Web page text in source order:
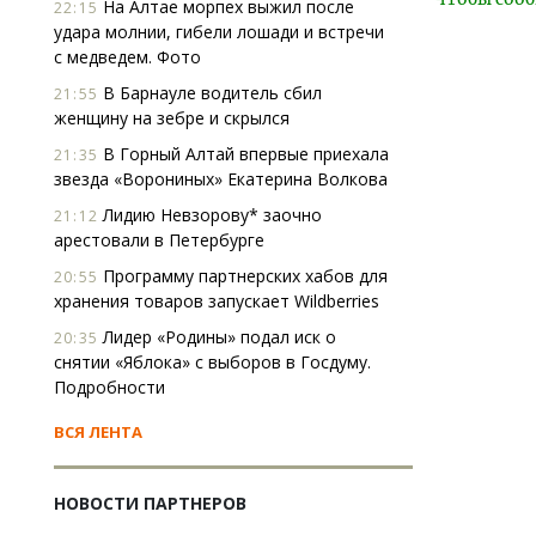
22:15 На Алтае морпех выжил после
удара молнии, гибели лошади и встречи
с медведем. Фото
21:55 В Барнауле водитель сбил
женщину на зебре и скрылся
21:35 В Горный Алтай впервые приехала
звезда «Ворониных» Екатерина Волкова
21:12 Лидию Невзорову* заочно
арестовали в Петербурге
20:55 Программу партнерских хабов для
хранения товаров запускает Wildberries
20:35 Лидер «Родины» подал иск о
снятии «Яблока» с выборов в Госдуму.
Подробности
ВСЯ ЛЕНТА
НОВОСТИ ПАРТНЕРОВ